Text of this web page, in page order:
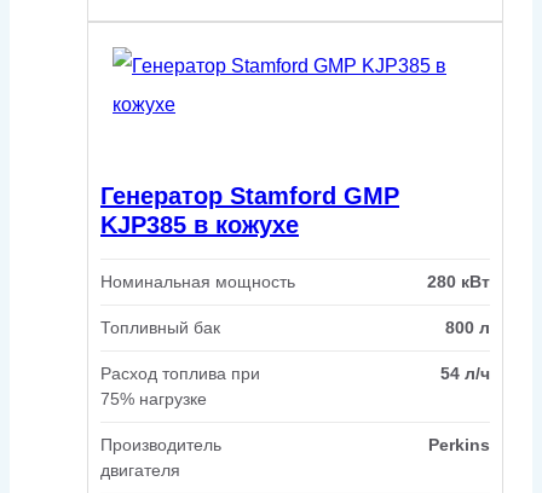
Генератор Stamford GMP
KJP385 в кожухе
Номинальная мощность 280 кВт
Топливный бак 800 л
Расход топлива при
75% нагрузке
54 л/ч
Производитель
двигателя
Perkins